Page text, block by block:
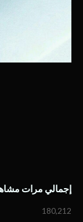
إجمالي مرات
180,212